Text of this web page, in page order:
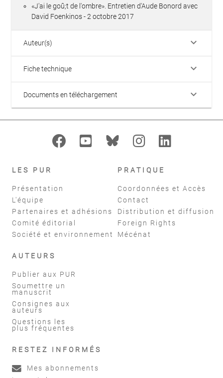
«J'ai le goû;t de l'ombre». Entretien d'Aude Bonord avec
David Foenkinos - 2 octobre 2017
Auteur(s) keyboard_arrow_down
Fiche technique keyboard_arrow_down
Documents en téléchargement keyboard_arrow_down
LES PUR
Présentation
L'équipe
Partenaires et adhésions
Comité éditorial
Société et environnement
PRATIQUE
Coordonnées et Accès
Contact
Distribution et diffusion
Foreign Rights
Mécénat
AUTEURS
Publier aux PUR
Soumettre un
manuscrit
Consignes aux
auteurs
Questions les
plus fréquentes
RESTEZ INFORMÉS
Mes abonnements